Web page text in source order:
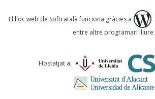
Què proposeu?
Comentari *
El lloc web de Softcatalà funciona gràcies a
entre altre programari lliure.
Hostatjat a: